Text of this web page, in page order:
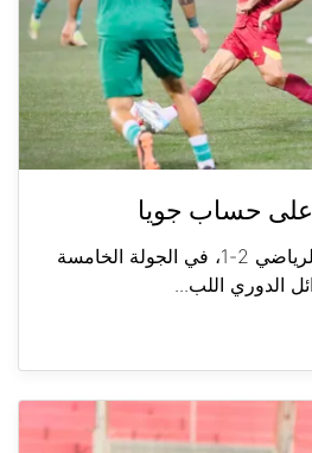
على حساب جويا
فوز الأنصار على جويا الرياضي 2-1، في الجولة الخامسة
الدوري اللب...